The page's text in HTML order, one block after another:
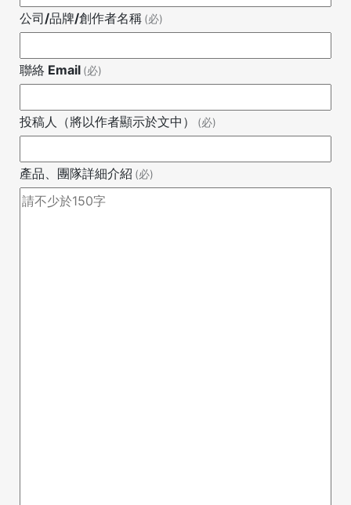
公司/品牌/創作者名稱 (必)
聯絡 Email (必)
投稿人（將以作者顯示於文中） (必)
產品、團隊詳細介紹 (必)